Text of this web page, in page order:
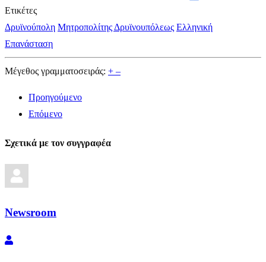
Ετικέτες
Δρυϊνούπολη Μητροπολίτης Δρυϊνουπόλεως Ελληνική
Επανάσταση
Μέγεθος γραμματοσειράς: + –
Προηγούμενο
Επόμενο
Σχετικά με τον συγγραφέα
Newsroom
Newsroom